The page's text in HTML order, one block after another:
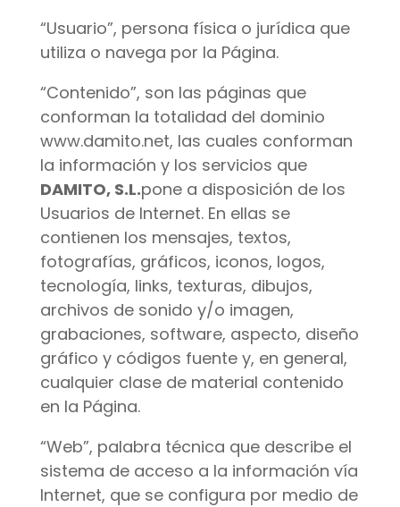
“Usuario”, persona física o jurídica que
utiliza o navega por la Página.
“Contenido”, son las páginas que
conforman la totalidad del dominio
www.damito.net, las cuales conforman
la información y los servicios que
DAMITO, S.L.pone a disposición de los
Usuarios de Internet. En ellas se
contienen los mensajes, textos,
fotografías, gráficos, iconos, logos,
tecnología, links, texturas, dibujos,
archivos de sonido y/o imagen,
grabaciones, software, aspecto, diseño
gráfico y códigos fuente y, en general,
cualquier clase de material contenido
en la Página.
“Web”, palabra técnica que describe el
sistema de acceso a la información vía
Internet, que se configura por medio de